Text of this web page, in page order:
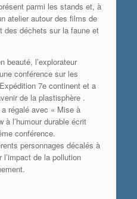
parmi les stands et, à
atelier autour des films de
des déchets sur la faune et
beauté, l’explorateur
conférence sur les
7e continent et a
de la plastisphère .
régalé avec « Mise à
à l’humour durable écrit
conférence.
personnages décalés à
l’impact de la pollution